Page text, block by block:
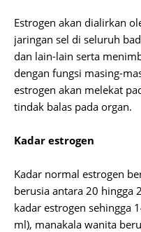
Estrogen akan dialirkan
jaringan sel di seluruh
dan lain-lain serta
dengan fungsi masing-
estrogen akan melekat
tindak balas pada organ.
Kadar estrogen
Kadar normal estrogen
berusia antara 20 hingga
kadar estrogen sehingga
ml), manakala wanita